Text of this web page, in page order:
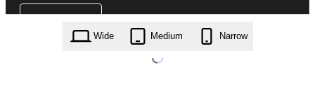
Wide Medium Narrow